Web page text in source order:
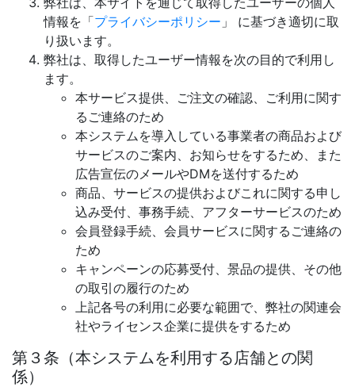
情報を「プライバシーポリシー 」 に基づき適切に取
り扱います。
弊社は、取得したユーザー情報を次の目的で利用し
ます。
本サービス提供、ご注文の確認、ご利用に関す
るご連絡のため
本システムを導入している事業者の商品および
サービスのご案内、お知らせをするため、また
広告宣伝のメールやDMを送付するため
商品、サービスの提供およびこれに関する申し
込み受付、事務手続、アフターサービスのため
会員登録手続、会員サービスに関するご連絡の
ため
キャンペーンの応募受付、景品の提供、その他
の取引の履行のため
上記各号の利用に必要な範囲で、弊社の関連会
社やライセンス企業に提供をするため
第３条（本システムを利用する店舗との関
係）